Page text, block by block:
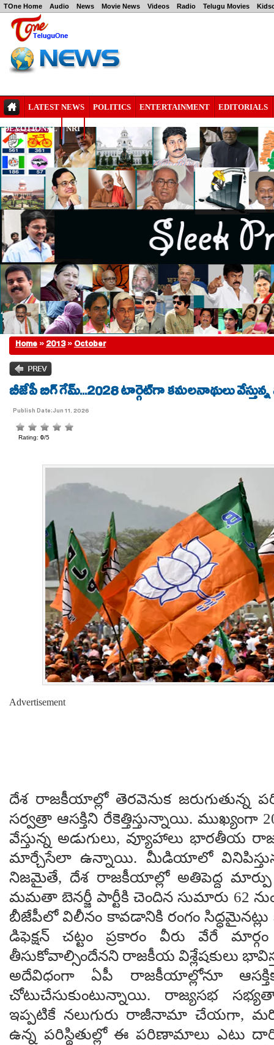
TOne Home Audio News Movie News Videos Radio Telugu Movies
LATEST NEWS POLITICS ENTERTAINMENT EDITORIALS
DEVOTIONAL NRI
Home»2013»October
బీజేపీ బిగ్ గేమ్...2028 టార్గెట్‌గా కమలనాథులు
Publish Date:Jun 11, 2026
Advertisement
దేశ రాజకీయాల్లో తెరవెనుక జరుగుతున్న
సర్వత్రా ఆసక్తిని రేకెత్తిస్తున్నాయి. ముఖ్యంగా
వేస్తున్న అడుగులు, వ్యూహాలు భారతీయ
మార్చేసేలా ఉన్నాయి. మీడియాలో
నిజమైతే, దేశ రాజకీయాల్లో అతిపెద్ద మార్పు
మమతా బెనర్జీ పార్టీకి చెందిన సుమారు 62
బీజేపీలో విలీనం కావడానికి రంగం
డిఫెక్షన్ చట్టం ప్రకారం వీరు వేరే
తీసుకోవాల్సిందేనని రాజకీయ విశ్లేషకులు
అదేవిధంగా ఏపీ రాజకీయాల్లోనూ
చోటుచేసుకుంటున్నాయి. రాజ్యసభ
ఇప్పటికే నలుగురు రాజీనామా చేయగా, మరో
ఉన్న పరిస్థితుల్లో ఈ పరిణామాలు ఎటు